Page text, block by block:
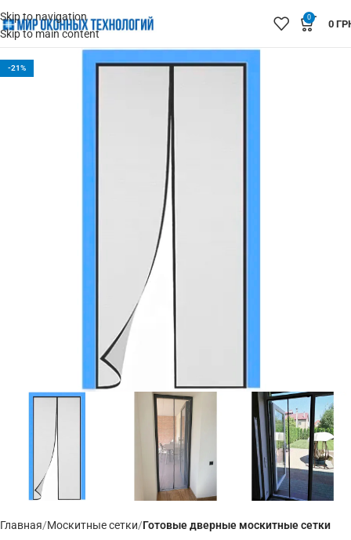
Skip to navigation
Skip to main content
0
0
-21%
Главная Москитные сетки Готовые дверные москитные сетки